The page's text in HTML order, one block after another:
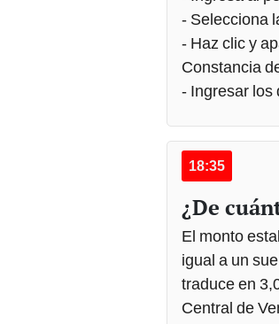
- Selecciona
- Haz clic y
Constancia
- Ingresar los
18:35
¿De
El monto
igual a un
traduce en
Central de